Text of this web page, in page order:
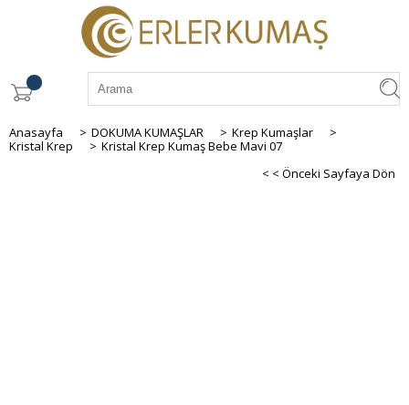
Anasayfa > DOKUMA KUMAŞLAR > Krep Kumaşlar
>
Kristal Krep
> Kristal Krep Kumaş Bebe Mavi 07
< < Önceki Sayfaya Dön